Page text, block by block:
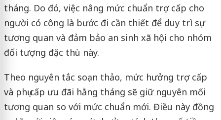
tháng. Do đó, việc nâng mức chuẩn trợ cấp cho
người có công là bước đi cần thiết để duy trì sự
tương quan và đảm bảo an sinh xã hội cho nhóm
đối tượng đặc thù này.
Theo nguyên tắc soạn thảo, mức hưởng trợ cấp
và phụ cấp ưu đãi hằng tháng sẽ giữ nguyên mối
tương quan so với mức chuẩn mới. Điều này đồng